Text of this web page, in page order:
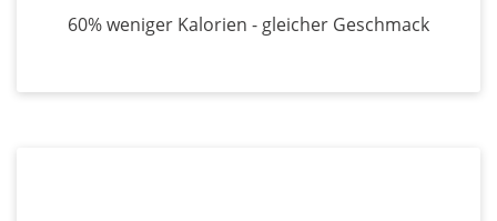
60% weniger Kalorien - gleicher Geschmack